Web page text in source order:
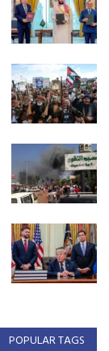
POPULAR TAGS